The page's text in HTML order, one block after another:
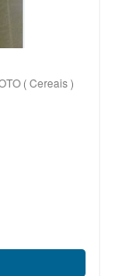
( Cereais )